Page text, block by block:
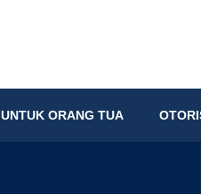
UNTUK ORANG TUA